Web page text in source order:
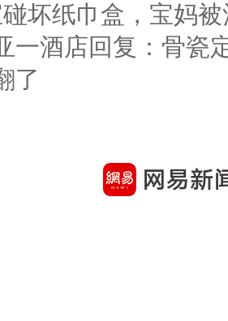
坏纸巾盒，宝妈
一酒店回复：骨瓷
了